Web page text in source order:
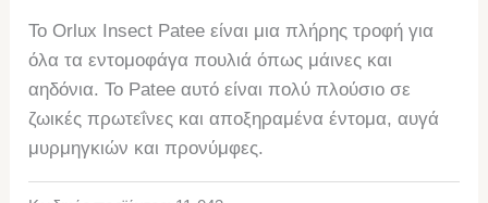
To Orlux Insect Patee είναι μια πλήρης τροφή για
όλα τα εντομοφάγα πουλιά όπως μάινες και
αηδόνια. Το Patee αυτό είναι πολύ πλούσιο σε
ζωικές πρωτεΐνες και αποξηραμένα έντομα, αυγά
μυρμηγκιών και προνύμφες.